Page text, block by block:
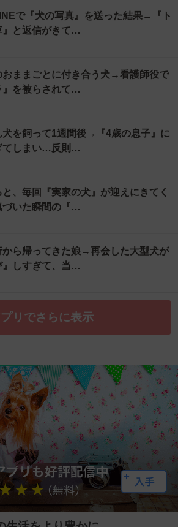
で『犬の写真』を送った結果→『ト
』と返信がきて…
おままごとに付き合う犬→看護師役で
』を被らされて…
犬を飼って1週間後→『4歳の息子』に
てしまい…反則…
、毎回『実家の犬』が迎えにきてく
いた瞬間の『…
から帰ってきた娘→再会した大型犬が
』しすぎて、当…
リでさらに表示